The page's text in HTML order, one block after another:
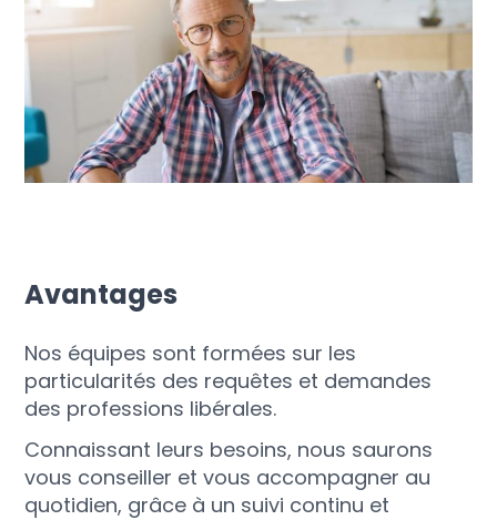
Avantages
Nos équipes sont formées sur les
particularités des requêtes et demandes
des professions libérales.
Connaissant leurs besoins, nous saurons
vous conseiller et vous accompagner au
quotidien, grâce à un suivi continu et